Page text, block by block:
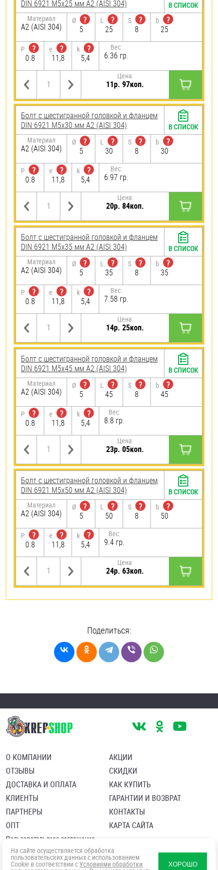
DIN 6921 М5х25 мм А2 (AISI 304)
Материал
А2 (AISI 304)
Ø
?
5
L
?
25
S
?
8
b
?
25
P
?
0.8
e
?
11,8
k
?
5,4
Вес:
6.36 гр.
Цена:
11р. 97коп.
В СПИСОК
Болт с шестигранной головкой и фланцем
DIN 6921 М5х30 мм А2 (AISI 304)
Материал
А2 (AISI 304)
Ø
?
5
L
?
30
S
?
8
b
?
30
P
?
0.8
e
?
11,8
k
?
5,4
Вес:
6.97 гр.
Цена:
20р. 84коп.
В СПИСОК
Болт с шестигранной головкой и фланцем
DIN 6921 М5х35 мм А2 (AISI 304)
Материал
А2 (AISI 304)
Ø
?
5
L
?
35
S
?
8
b
?
35
P
?
0.8
e
?
11,8
k
?
5,4
Вес:
7.58 гр.
Цена:
14р. 25коп.
В СПИСОК
Болт с шестигранной головкой и фланцем
DIN 6921 М5х45 мм А2 (AISI 304)
Материал
А2 (AISI 304)
Ø
?
5
L
?
45
S
?
8
b
?
45
P
?
0.8
e
?
11,8
k
?
5,4
Вес:
8.8 гр.
Цена:
23р. 05коп.
В СПИСОК
Болт с шестигранной головкой и фланцем
DIN 6921 М5х50 мм А2 (AISI 304)
Материал
А2 (AISI 304)
Ø
?
5
L
?
50
S
?
8
b
?
50
P
?
0.8
e
?
11,8
k
?
5,4
Вес:
9.4 гр.
Цена:
24р. 63коп.
В СПИСОК
Поделиться:
О КОМПАНИИ
ОТЗЫВЫ
ДОСТАВКА И ОПЛАТА
КЛИЕНТЫ
ПАРТНЕРЫ
ОПТ
АКЦИИ
СКИДКИ
КАК КУПИТЬ
ГАРАНТИИ И ВОЗВРАТ
КОНТАКТЫ
КАРТА САЙТА
Пользовательское соглашение
Политика в отношении обработки персональных данных
Согласие посетителя сайта на обработку персональных данны
На сайте осуществляется обработка
пользовательских данных с использованием
Cookie в соответствии с Условиями обработки ХОРОШО